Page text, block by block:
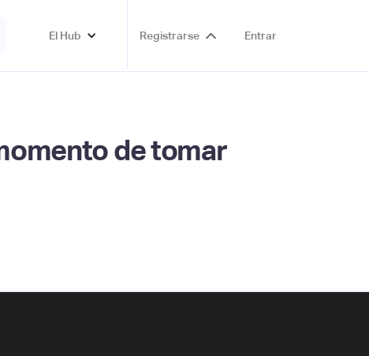
El Hub Registrarse Entrar
de tomar